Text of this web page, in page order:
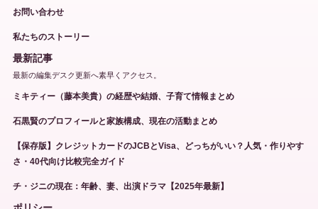
お問い合わせ
私たちのストーリー
最新記事
最新の編集デスク更新へ素早くアクセス。
ミキティー（藤本美貴）の経歴や結婚、子育て情報まとめ
石黒賢のプロフィールと家族構成、現在の活動まとめ
【保存版】クレジットカードのJCBとVisa、どっちがいい？人気・作りやす
さ・40代向け比較完全ガイド
チ・ジニの現在：年齢、妻、出演ドラマ【2025年最新】